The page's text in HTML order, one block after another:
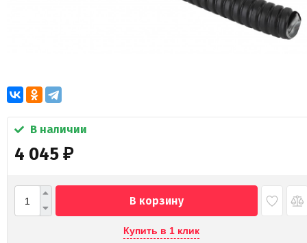
В наличии
4 045 ₽
В корзину
Купить в 1 клик